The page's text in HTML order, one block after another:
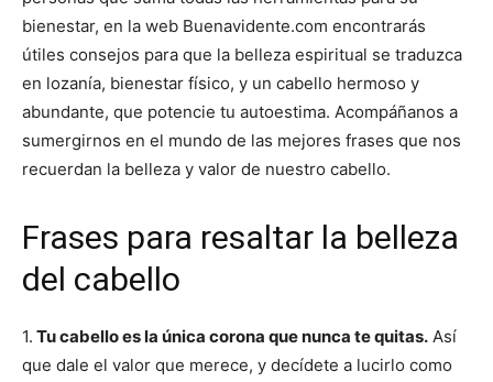
bienestar, en la web Buenavidente.com encontrarás
útiles consejos para que la belleza espiritual se traduzca
en lozanía, bienestar físico, y un cabello hermoso y
abundante, que potencie tu autoestima. Acompáñanos a
sumergirnos en el mundo de las mejores frases que nos
recuerdan la belleza y valor de nuestro cabello.
Frases para resaltar la belleza
del cabello
1. Tu cabello es la única corona que nunca te quitas. Así
que dale el valor que merece, y decídete a lucirlo como